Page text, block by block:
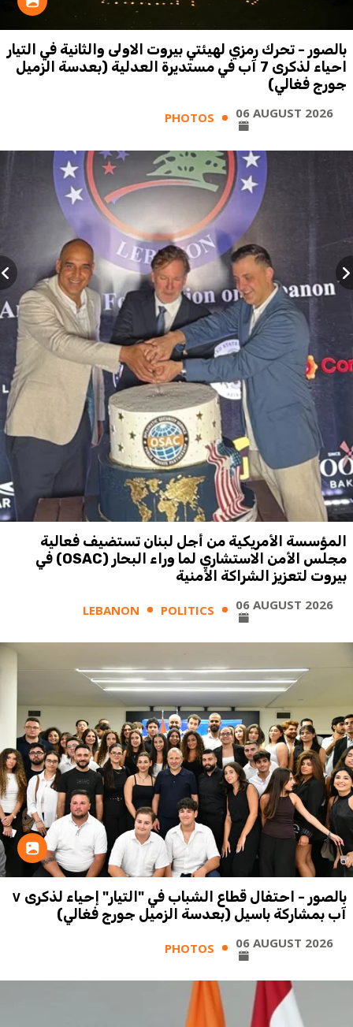
بالصور - تحرك رمزي لهيئتي بيروت الاولى والثانية في التيار
احياء لذكرى 7 آب في مستديرة العدلية (بعدسة الزميل
جورج فغالي)
PHOTOS 06 AUGUST 2026
المؤسسة الأمريكية من أجل لبنان تستضيف فعالية
مجلس الأمن الاستشاري لما وراء البحار (OSAC) في
بيروت لتعزيز الشراكة الأمنية
LEBANON POLITICS 06 AUGUST 2026
بالصور - احتفال قطاع الشباب في "التيار" إحياء لذكرى ٧
آب بمشاركة باسيل (بعدسة الزميل جورج فغالي)
PHOTOS 06 AUGUST 2026